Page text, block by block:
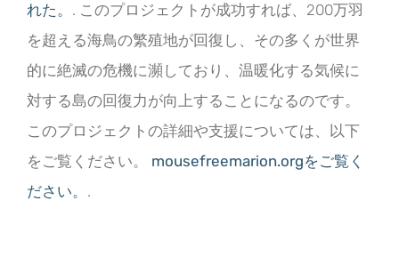
れた。 . このプロジェクトが成功すれば、200万羽
を超える海鳥の繁殖地が回復し、その多くが世界
的に絶滅の危機に瀕しており、温暖化する気候に
対する島の回復力が向上することになるのです。
このプロジェクトの詳細や支援については、以下
をご覧ください。 mousefreemarion.orgをご覧く
ださい。 .